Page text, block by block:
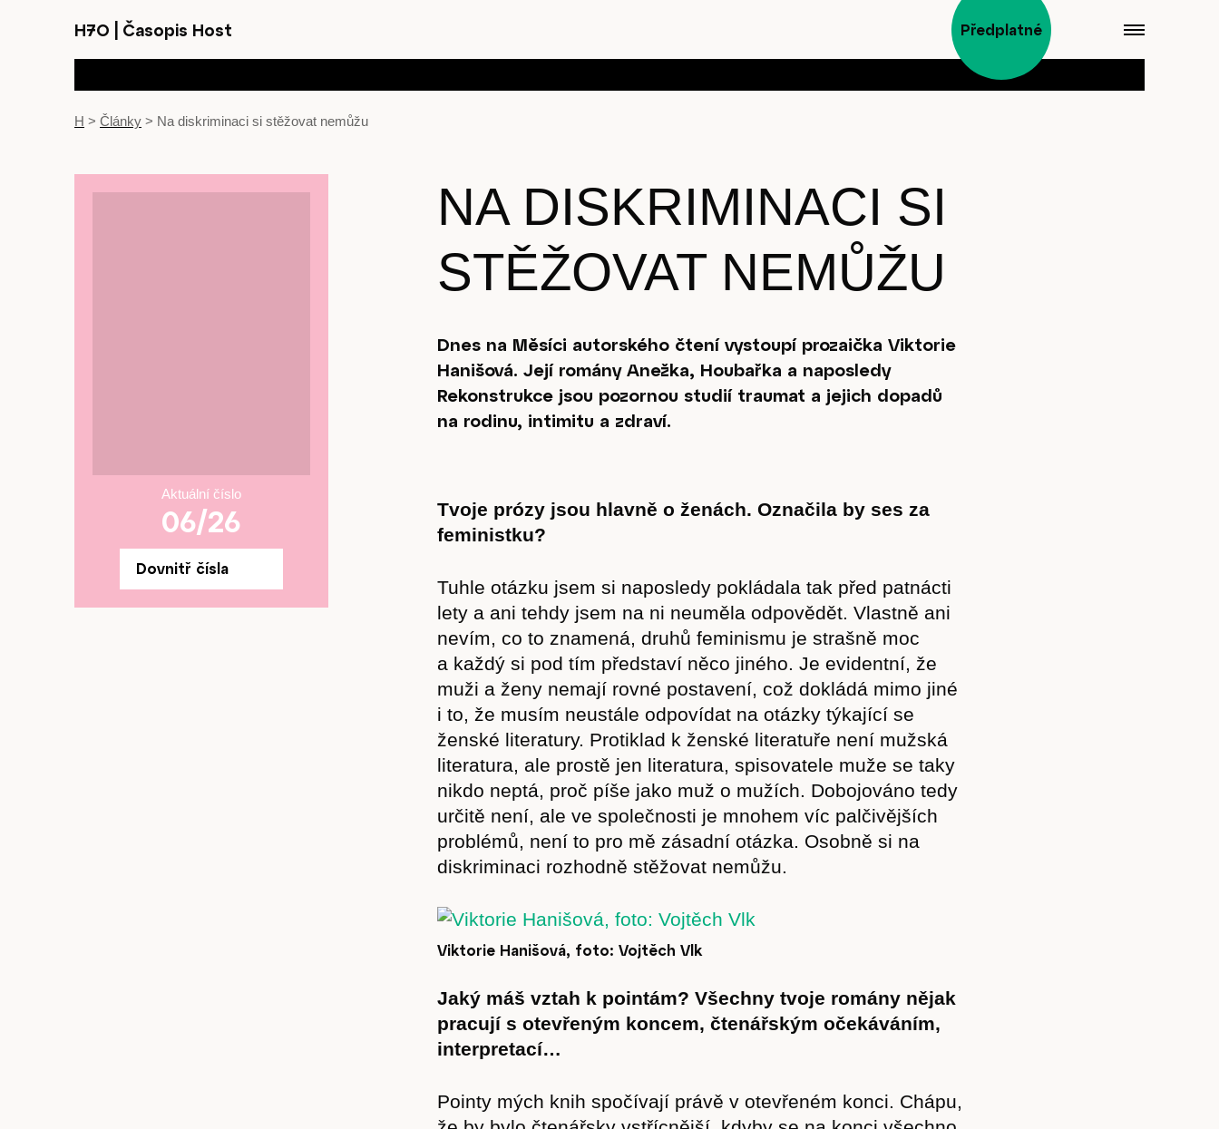
H7O Časopis Host Předplatné
H > Články > Na diskriminaci si stěžovat nemůžu
Aktuální číslo
06/26
Dovnitř čísla
NA DISKRIMINACI SI
STĚŽOVAT NEMŮŽU
Dnes na Měsíci autorského čtení vystoupí prozaička Viktorie
Hanišová. Její romány Anežka, Houbařka a naposledy
Rekonstrukce jsou pozornou studií traumat a jejich dopadů
na rodinu, intimitu a zdraví.
Tvoje prózy jsou hlavně o ženách. Označila by ses za
feministku?
Tuhle otázku jsem si naposledy pokládala tak před patnácti
lety a ani tehdy jsem na ni neuměla odpovědět. Vlastně ani
nevím, co to znamená, druhů feminismu je strašně moc
a každý si pod tím představí něco jiného. Je evidentní, že
muži a ženy nemají rovné postavení, což dokládá mimo jiné
i to, že musím neustále odpovídat na otázky týkající se
ženské literatury. Protiklad k ženské literatuře není mužská
literatura, ale prostě jen literatura, spisovatele muže se taky
nikdo neptá, proč píše jako muž o mužích. Dobojováno tedy
určitě není, ale ve společnosti je mnohem víc palčivějších
problémů, není to pro mě zásadní otázka. Osobně si na
diskriminaci rozhodně stěžovat nemůžu.
Viktorie Hanišová, foto: Vojtěch Vlk
Jaký máš vztah k pointám? Všechny tvoje romány nějak
pracují s otevřeným koncem, čtenářským očekáváním,
interpretací…
Pointy mých knih spočívají právě v otevřeném konci. Chápu,